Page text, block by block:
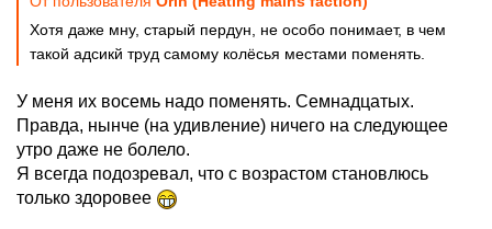
Хотя даже мну, старый пердун, не особо понимает, в чем
такой адсикй труд самому колёсья местами поменять.
У меня их восемь надо поменять. Семнадцатых.
Правда, нынче (на удивление) ничего на следующее
утро даже не болело.
Я всегда подозревал, что с возрастом становлюсь
только здоровее